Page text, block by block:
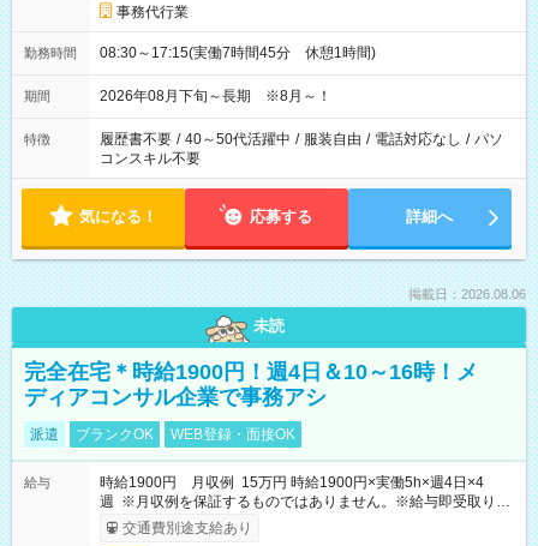
事務代行業
勤務時間 08:30～17:15(実働7時間45分 休憩1時間)
期間 2026年08月下旬～長期 ※8月～！
特徴 履歴書不要 / 40～50代活躍中 / 服装自由 / 電話対応なし / パソ
コンスキル不要
気になる！ 応募する 詳細へ
掲載日：2026.08.06
未読
完全在宅＊時給1900円！週4日＆10～16時！メ
ディアコンサル企業で事務アシ
派遣 ブランクOK WEB登録・面接OK
給与
時給1900円 月収例 15万円 時給1900円×実働5h×週4日×4
週 ※月収例を保証するものではありません。※給与即受取りサ
ービス利用可（利用条件有）
交通費別途支給あり